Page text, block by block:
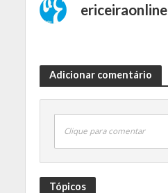
ericeiraonline
Adicionar comentário
Clique para comentar
Tópicos